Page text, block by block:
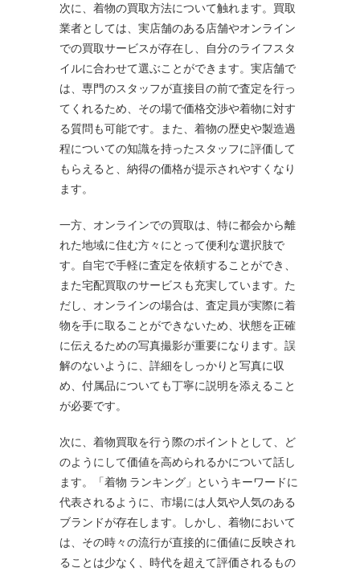
次に、着物の買取方法について触れます。買取
業者としては、実店舗のある店舗やオンライン
での買取サービスが存在し、自分のライフスタ
イルに合わせて選ぶことができます。実店舗で
は、専門のスタッフが直接目の前で査定を行っ
てくれるため、その場で価格交渉や着物に対す
る質問も可能です。また、着物の歴史や製造過
程についての知識を持ったスタッフに評価して
もらえると、納得の価格が提示されやすくなり
ます。
一方、オンラインでの買取は、特に都会から離
れた地域に住む方々にとって便利な選択肢で
す。自宅で手軽に査定を依頼することができ、
また宅配買取のサービスも充実しています。た
だし、オンラインの場合は、査定員が実際に着
物を手に取ることができないため、状態を正確
に伝えるための写真撮影が重要になります。誤
解のないように、詳細をしっかりと写真に収
め、付属品についても丁寧に説明を添えること
が必要です。
次に、着物買取を行う際のポイントとして、ど
のようにして価値を高められるかについて話し
ます。「着物 ランキング」というキーワードに
代表されるように、市場には人気や人気のある
ブランドが存在します。しかし、着物において
は、その時々の流行が直接的に価値に反映され
ることは少なく、時代を超えて評価されるもの